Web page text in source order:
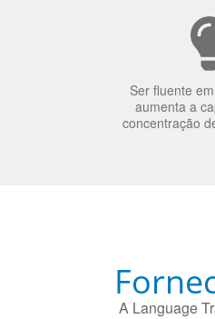
Ser fluente
aumenta a
concentração
A Language